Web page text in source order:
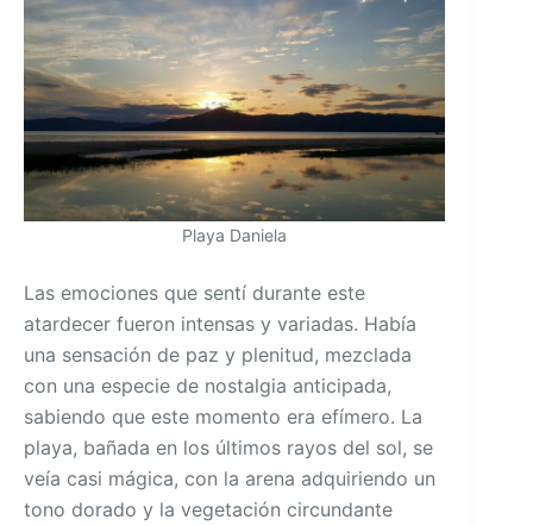
Playa Daniela
Las emociones que sentí durante este
atardecer fueron intensas y variadas. Había
una sensación de paz y plenitud, mezclada
con una especie de nostalgia anticipada,
sabiendo que este momento era efímero. La
playa, bañada en los últimos rayos del sol, se
veía casi mágica, con la arena adquiriendo un
tono dorado y la vegetación circundante